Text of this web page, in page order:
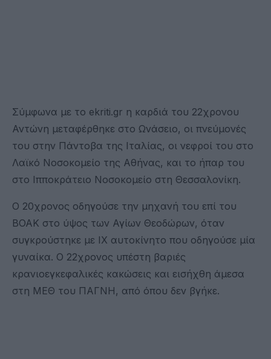
Σύμφωνα με το ekriti.gr η καρδιά του 22χρονου
Αντώνη μεταφέρθηκε στο Ωνάσειο, οι πνεύμονές
του στην Πάντοβα της Ιταλίας, οι νεφροί του στο
Λαϊκό Νοσοκομείο της Αθήνας, και το ήπαρ του
στο Ιπποκράτειο Νοσοκομείο στη Θεσσαλονίκη.
Ο 20χρονος οδηγούσε την μηχανή του επί του
ΒΟΑΚ στο ύψος των Αγίων Θεοδώρων, όταν
συγκρούστηκε με ΙΧ αυτοκίνητο που οδηγούσε μία
γυναίκα. Ο 22χρονος υπέστη βαριές
κρανιοεγκεφαλικές κακώσεις και εισήχθη άμεσα
στη ΜΕΘ του ΠΑΓΝΗ, από όπου δεν βγήκε.